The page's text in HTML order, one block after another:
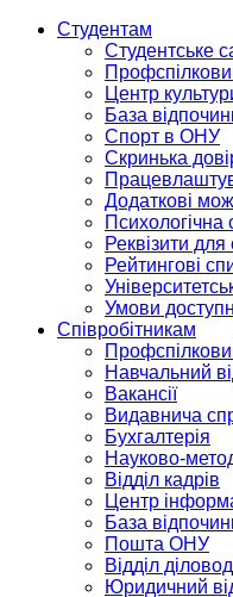
Студентам
Студентське
Центр
База
Спорт в ОНУ
Скринька
Додаткові
Психологічна
Реквізити
Рейтингові
Умови
Співробітникам
Навчальний
Вакансії
Видавнича
Бухгалтерія
Науково-
Відділ кадрів
Центр
База
Пошта ОНУ
Відділ
Юридичний